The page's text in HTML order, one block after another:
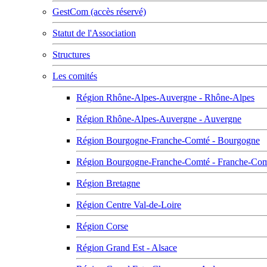
GestCom (accès réservé)
Statut de l'Association
Structures
Les comités
Région Rhône-Alpes-Auvergne - Rhône-Alpes
Région Rhône-Alpes-Auvergne - Auvergne
Région Bourgogne-Franche-Comté - Bourgogne
Région Bourgogne-Franche-Comté - Franche-
Région Bretagne
Région Centre Val-de-Loire
Région Corse
Région Grand Est - Alsace